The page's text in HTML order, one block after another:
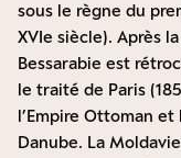
sous le règne du
XVIe siècle). Après
Bessarabie est
le traité de Paris
l’Empire Ottoman
Danube. La